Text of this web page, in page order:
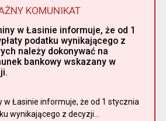
KOMUNIKAT
w Łasinie informuje, że od 1
podatku wynikającego z
należy dokonywać na
bankowy wskazany w
w Łasinie informuje, że od 1 stycznia
wynikającego z decyzji...